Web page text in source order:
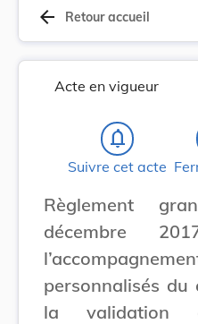
arrow_back Retour accueil
Acte en vigueur
notifications_none
Suivre cet acte
Règlement
décembre
personnalisés
la validation